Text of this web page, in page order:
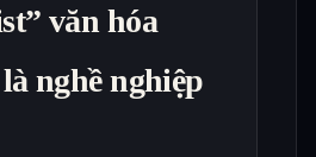
văn hóa
nghề nghiệp